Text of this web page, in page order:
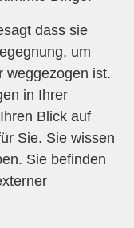
dass sie
um
weggezogen ist.
in Ihrer
Blick auf
Sie. Sie wissen
Sie befinden